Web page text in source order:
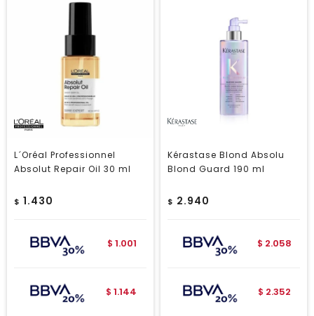
L´Oréal Professionnel
Absolut Repair Oil 30 ml
$ 1.430
$ 1.001
$ 1.144
Kérastase Blond Absolu
Blond Guard 190 ml
$ 2.940
$ 2.058
$ 2.352